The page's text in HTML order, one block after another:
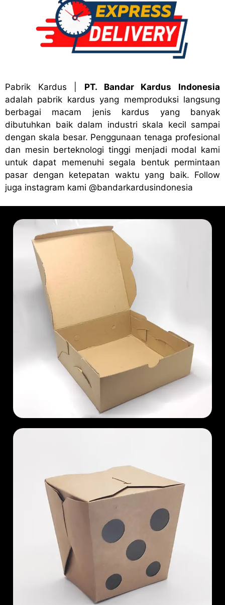
Pabrik Kardus
PT. Bandar Kardus Indonesia
adalah pabrik kardus yang memproduksi langsung
berbagai macam jenis kardus yang banyak
dibutuhkan baik dalam industri skala kecil sampai
dengan skala besar. Penggunaan tenaga profesional
dan mesin berteknologi tinggi menjadi modal kami
untuk dapat memenuhi segala bentuk permintaan
pasar dengan ketepatan waktu yang baik. Follow
juga instagram kami @bandarkardusindonesia